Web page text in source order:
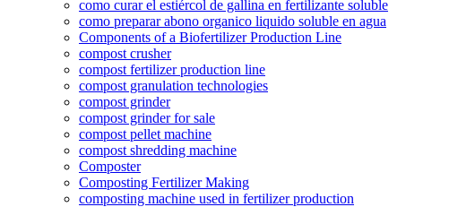
como curar el estiércol de gallina en fertilizante soluble
como preparar abono organico liquido soluble en agua
Components of a Biofertilizer Production Line
compost crusher
compost fertilizer production line
compost granulation technologies
compost grinder
compost grinder for sale
compost pellet machine
compost shredding machine
Composter
Composting Fertilizer Making
composting machine used in fertilizer production